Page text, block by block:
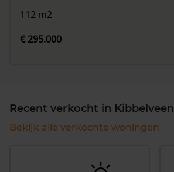
112 m2
€ 295.000
Recent verkocht in Kibbelveen
Bekijk alle verkochte woningen